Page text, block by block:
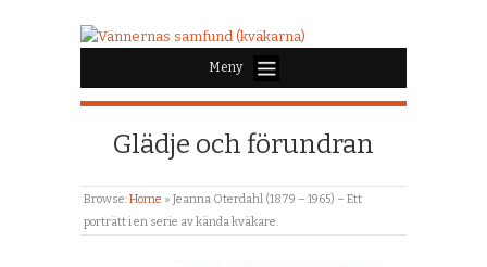
Meny
Glädje och förundran
Browse:Home » Jeanna Oterdahl (1879 – 1965) – Ett
porträtt i en serie av kända kväkare.